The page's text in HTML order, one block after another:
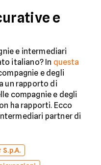
e
e intermediari
italiano? In questa
e degli
un rapporto di
compagnie e degli
ha rapporti. Ecco
partner di